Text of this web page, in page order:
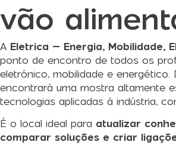
vão
A Eletrica – Energia, Mobilidade,
ponto de encontro de todos os
eletrónico, mobilidade e energético.
encontrará uma mostra altamente
tecnologias aplicadas à indústria,
É o local ideal para atualizar
comparar soluções e criar